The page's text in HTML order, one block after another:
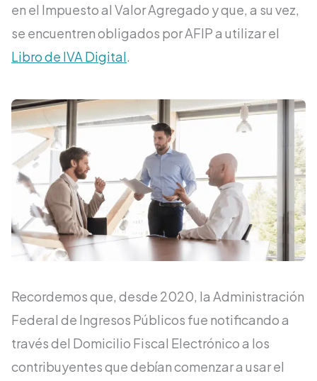
en el Impuesto al Valor Agregado y que, a su vez,
se encuentren obligados por AFIP a utilizar el
Libro de IVA Digital.
Recordemos que, desde 2020, la Administración
Federal de Ingresos Públicos fue notificando a
través del Domicilio Fiscal Electrónico a los
contribuyentes que debían comenzar a usar el